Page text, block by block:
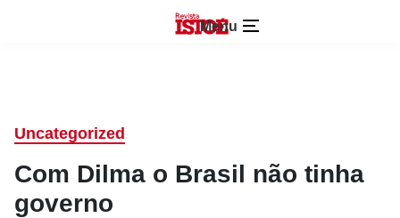
Menu
Uncategorized
Com Dilma o Brasil não tinha
governo